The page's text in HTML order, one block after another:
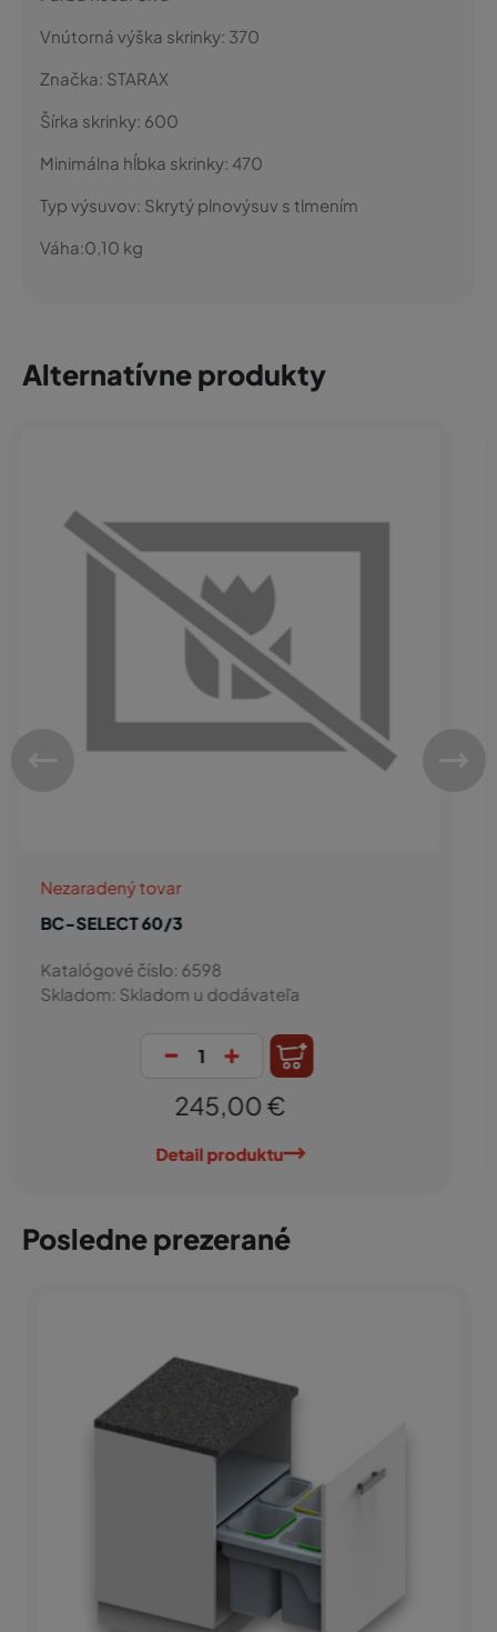
Vnútorná výška skrinky: 370
Značka: STARAX
Šírka skrinky: 600
Minimálna hĺbka skrinky: 470
Typ výsuvov: Skrytý plnovýsuv s tlmením
Váha:0,10 kg
Alternatívne produkty
Nezaradený tovar
HT-SORTER INSERTFLEX 600 470/500
Katalógové číslo: 8006
Skladom: Skladom u dodávateľa
-
280,93 €
Detail produktu
Posledne prezerané